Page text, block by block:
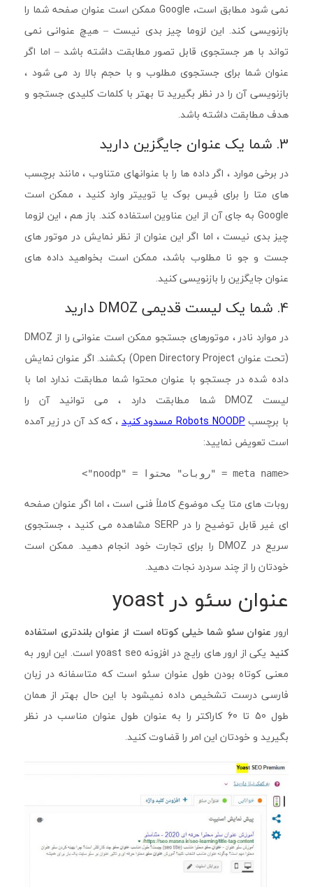
نمی شود مطابق است، Google ممکن است عنوان صفحه شما را
بازنویسی کند. این لزوما چیز بدی نیست – هیچ عنوانی نمی
تواند با هر جستجوی قابل تصور مطابقت داشته باشد – اما اگر
عنوان شما برای جستجوی مطلوب و با حجم بالا رد می شود ،
بازنویسی آن را در نظر بگیرید تا بهتر با کلمات کلیدی جستجو و
هدف مطابقت داشته باشد.
3. شما یک عنوان جایگزین دارید
در برخی موارد ، اگر داده ها را با عنوانهای متناوب ، مانند برچسب
های متا را برای فیس بوک یا توییتر وارد کنید ، ممکن است
Google به جای آن از این عناوین استفاده کند. باز هم ، این لزوما
چیز بدی نیست ، اما اگر این عنوان از نظر نمایش در موتور های
جست و جو نا مطلوب باشد، ممکن است بخواهید داده های
عنوان جایگزین را بازنویسی کنید.
4. شما یک لیست قدیمی DMOZ دارید
در موارد نادر ، موتورهای جستجو ممکن است عنوانی را از DMOZ
(تحت عنوان Open Directory Project) بکشند. اگر عنوان نمایش
داده شده در جستجو با عنوان محتوا شما مطابقت ندارد اما با
لیست DMOZ شما مطابقت دارد ، می توانید آن را
با برچسبRobots NOODP مسدود کنید
، که کد آن در زیر آمده
است تعویض نمایید:
<meta name = "روبات" محتوا = "noodp">
روبات های متا یک موضوع کاملاً فنی است ، اما اگر عنوان صفحه
ای غیر قابل توضیح را در SERP مشاهده می کنید ، جستجوی
سریع در DMOZ را برای تجارت خود انجام دهید. ممکن است
خودتان را از چند سردرد نجات دهید.
عنوان سئو در yoast
ارور عنوان سئو شما خیلی کوتاه است از عنوان بلندتری استفاده
کنید
یکی از ارور های رایج در افزونه yoast seo است. این ارور به
معنی کوتاه بودن طول عنوان سئو است که متاسفانه در زبان
فارسی درست تشخیص داده نمیشود با این حال بهتر از همان
طول 50 تا 60 کاراکتر را به عنوان طول عنوان مناسب در نظر
بگیرید و خودتان این امررا قضاوت کنید.